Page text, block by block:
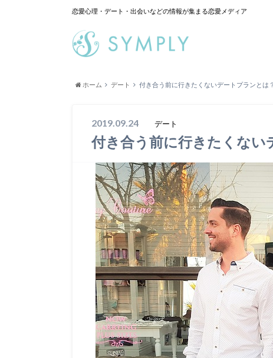
恋愛心理・デート・出会いなどの情報が集まる恋愛メディア
ホーム デート 付き合う前に行きたくないデートプランとは？
2019.09.24 デート
付き合う前に行きたくない